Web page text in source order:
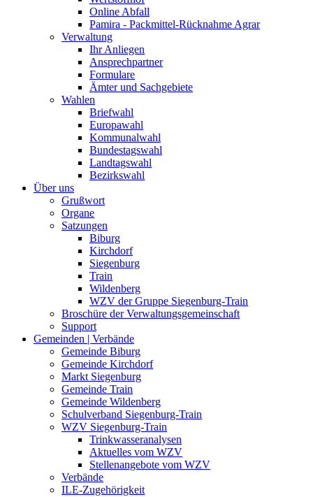
Online Abfall
Pamira - Packmittel-Rücknahme Agrar
Verwaltung
Ihr Anliegen
Ansprechpartner
Formulare
Ämter und Sachgebiete
Wahlen
Briefwahl
Europawahl
Kommunalwahl
Bundestagswahl
Landtagswahl
Bezirkswahl
Über uns
Grußwort
Organe
Satzungen
Biburg
Kirchdorf
Siegenburg
Train
Wildenberg
WZV der Gruppe Siegenburg-Train
Broschüre der Verwaltungsgemeinschaft
Support
Gemeinden | Verbände
Gemeinde Biburg
Gemeinde Kirchdorf
Markt Siegenburg
Gemeinde Train
Gemeinde Wildenberg
Schulverband Siegenburg-Train
WZV Siegenburg-Train
Trinkwasseranalysen
Aktuelles vom WZV
Stellenangebote vom WZV
Verbände
ILE-Zugehörigkeit